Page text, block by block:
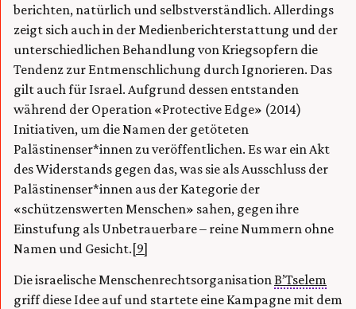
berichten, natürlich und selbstverständlich. Allerdings
zeigt sich auch in der Medienberichterstattung und der
unterschiedlichen Behandlung von Kriegsopfern die
Tendenz zur Entmenschlichung durch Ignorieren. Das
gilt auch für Israel. Aufgrund dessen entstanden
während der Operation «Protective Edge» (2014)
Initiativen, um die Namen der getöteten
Palästinenser*innen zu veröffentlichen. Es war ein Akt
des Widerstands gegen das, was sie als Ausschluss der
Palästinenser*innen aus der Kategorie der
«schützenswerten Menschen» sahen, gegen ihre
Einstufung als Unbetrauerbare – reine Nummern ohne
Namen und Gesicht.[9]
Die israelische Menschenrechtsorganisation B’Tselem
griff diese Idee auf und startete eine Kampagne mit dem